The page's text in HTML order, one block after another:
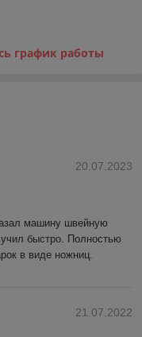
график работы
20.07.2023
машину швейную
быстро. Полностью
в виде ножниц.
21.07.2022